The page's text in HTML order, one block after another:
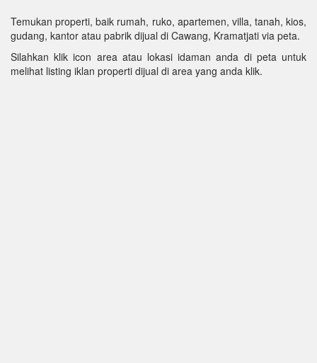
Temukan properti, baik rumah, ruko, apartemen, villa, tanah, kios,
gudang, kantor atau pabrik dijual di Cawang, Kramatjati via peta.
Silahkan klik icon area atau lokasi idaman anda di peta untuk
melihat listing iklan properti dijual di area yang anda klik.